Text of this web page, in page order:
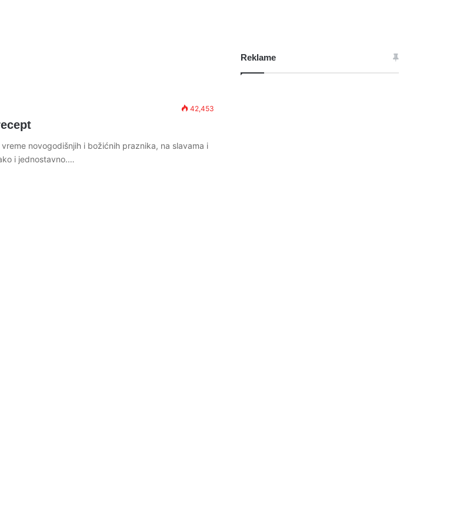
42,453
novogodišnjih i božićnih praznika, na slavama i
i jednostavno.…
Reklame